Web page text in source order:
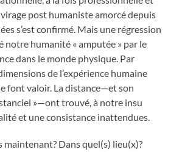
post humaniste amorcé depuis
s’est confirmé. Mais une régression
notre humanité « amputée » par le
dans le monde physique. Par
de l’expérience humaine
font valoir. La distance—et son
»—ont trouvé, à notre insu
et une consistance inattendues.
maintenant? Dans quel(s) lieu(x)?